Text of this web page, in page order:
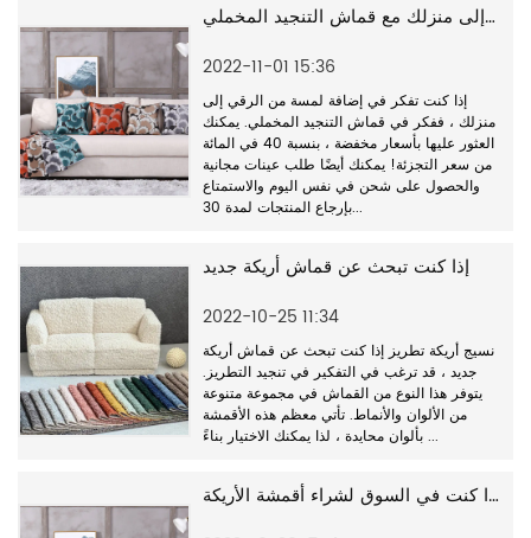
أضف لمسة من الرقي إلى منزلك مع قماش التنجيد المخملي
2022-11-01 15:36
إذا كنت تفكر في إضافة لمسة من الرقي إلى
منزلك ، ففكر في قماش التنجيد المخملي. يمكنك
العثور عليها بأسعار مخفضة ، بنسبة 40 في المائة
من سعر التجزئة! يمكنك أيضًا طلب عينات مجانية
والحصول على شحن في نفس اليوم والاستمتاع
بإرجاع المنتجات لمدة 30...
إذا كنت تبحث عن قماش أريكة جديد
2022-10-25 11:34
نسيج أريكة تطريز إذا كنت تبحث عن قماش أريكة
جديد ، قد ترغب في التفكير في تنجيد التطريز.
يتوفر هذا النوع من القماش في مجموعة متنوعة
من الألوان والأنماط. تأتي معظم هذه الأقمشة
بألوان محايدة ، لذا يمكنك الاختيار بناءً ...
إذا كنت في السوق لشراء أقمشة الأريكة